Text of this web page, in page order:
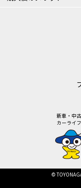
新車・中
カーライ
©